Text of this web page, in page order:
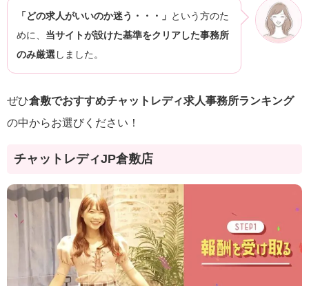
「どの求人がいいのか迷う・・・」 という方のた
めに、 当サイトが設けた基準をクリアした事務所
のみ厳選 しました。
ぜひ倉敷でおすすめチャットレディ求人事務所ランキング
の中からお選びください！
チャットレディJP倉敷店